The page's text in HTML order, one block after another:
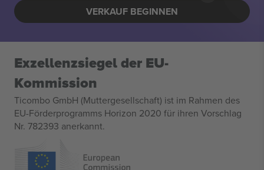
VERKAUF BEGINNEN
Exzellenzsiegel der EU-
Kommission
Ticombo GmbH (Muttergesellschaft) ist im Rahmen des
EU-Förderprogramms Horizon 2020 für ihren Vorschlag
Nr. 782393 anerkannt.